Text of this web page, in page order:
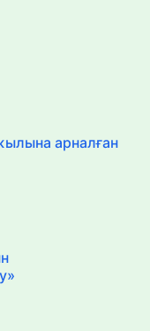
арналған